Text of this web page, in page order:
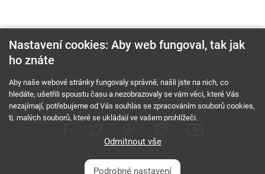
O nás RSS feed
Reklama
Podmínky použití a ochrana soukromí
Cookies Kariéra
Copyright © 2000 - 2026 NetComp, spol. s r.o.
Nastavení cookies: Aby web fungoval, tak jak
ho znáte
Aby naše webové stránky fungovaly správně, našli jste na nich, co
hledáte, ušetřili spoustu času a nezobrazovaly se vám věci, které Vás
nezajímají, potřebujeme od Vás souhlas se zpracováním souborů cookies,
tj. malých souborů, které se ukládají ve vašem prohlížeči.
Odmítnout vše
Podrobné nastavení